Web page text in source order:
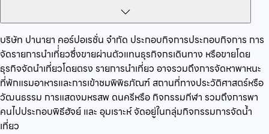
บริษัท ปานายา คอร์ปอเรชั่น จำกัด ประกอบกิจการประกอบกิจการ การ
จัดรายการนำเที่่ยวซึ่งขายผ่านตัวแทนธุรกิจกรเดินทาง หรือขายโดย
ธุรกิจจัดนำเที่ยวโดยตรง รายการนำเที่ยว อาจรวมถึงการจัดหาพาหนะ
ที่พักแรมอาหารและการเข้าชมพิพิธภัณฑ์ สถานที่ทางประวัติศาสตร์หรือ
วัฒนธรรม การแสดงมหรสพ ดนครีหรือ กิจกรรมกีฬา รวมถึงการพา
คนไปประกอบพิธีฮัจย์ และ อุมเราะห์จัดอยู่ในกลุ่มกิจกรรมการจัดน้ำ
เที่ยว